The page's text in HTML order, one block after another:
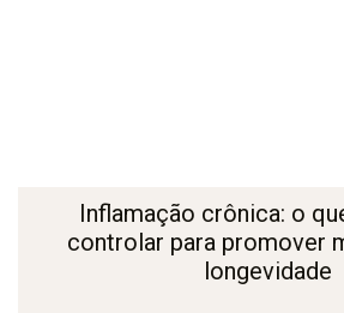
Inflamação crônica: o
controlar para promover
longevidade